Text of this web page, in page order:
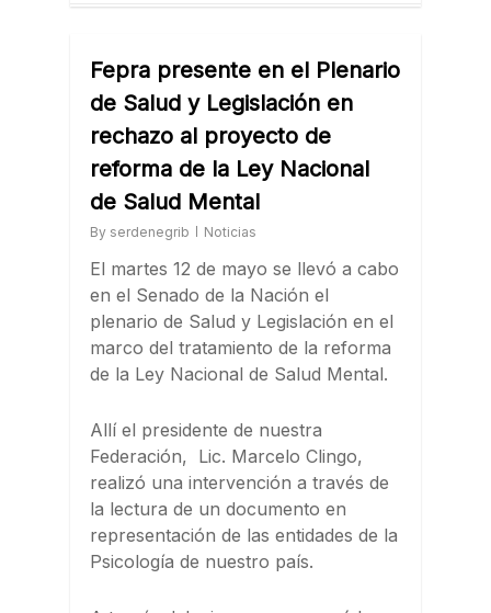
Fepra presente en el Plenario
de Salud y Legislación en
rechazo al proyecto de
reforma de la Ley Nacional
de Salud Mental
By serdenegrib Noticias
El martes 12 de mayo se llevó a cabo
en el Senado de la Nación el
plenario de Salud y Legislación en el
marco del tratamiento de la reforma
de la Ley Nacional de Salud Mental.
Allí el presidente de nuestra
Federación, Lic. Marcelo Clingo,
realizó una intervención a través de
la lectura de un documento en
representación de las entidades de la
Psicología de nuestro país.